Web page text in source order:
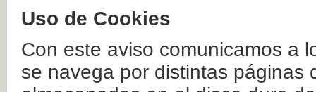
Uso de Cookies
Con este aviso comunicamos a
se navega por distintas páginas